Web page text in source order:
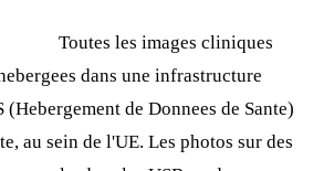
Toutes les images cliniques
dans une infrastructure
de Donnees de Sante)
au sein de l'UE. Les photos sur des